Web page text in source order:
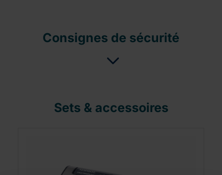
Consignes de sécurité
Sets & accessoires